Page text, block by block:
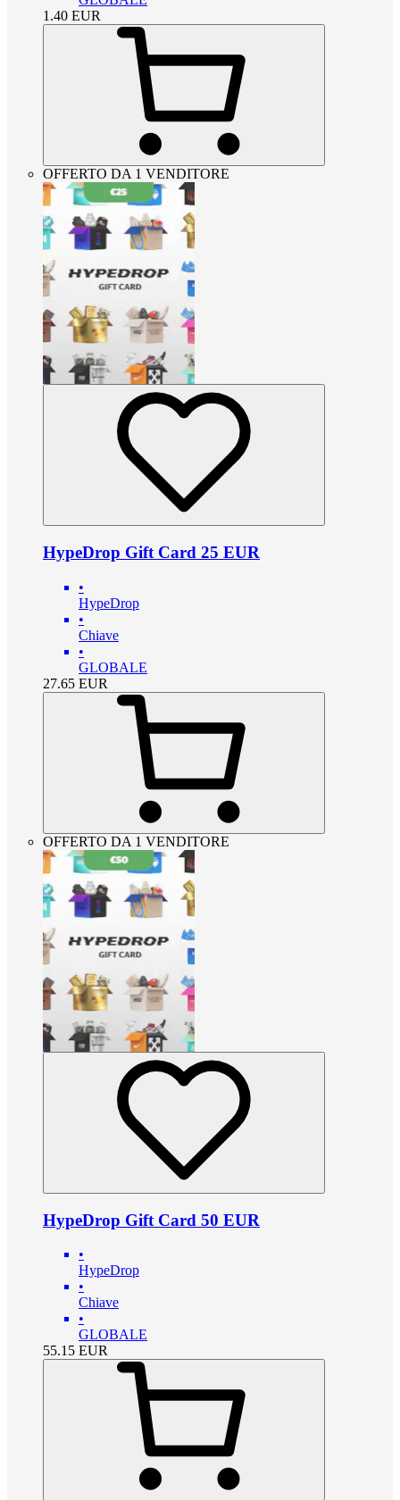
1.40 EUR
OFFERTO DA 1 VENDITORE
HypeDrop Gift Card 25 EUR
•
HypeDrop
•
Chiave
•
GLOBALE
27.65 EUR
OFFERTO DA 1 VENDITORE
HypeDrop Gift Card 50 EUR
•
HypeDrop
•
Chiave
•
GLOBALE
55.15 EUR